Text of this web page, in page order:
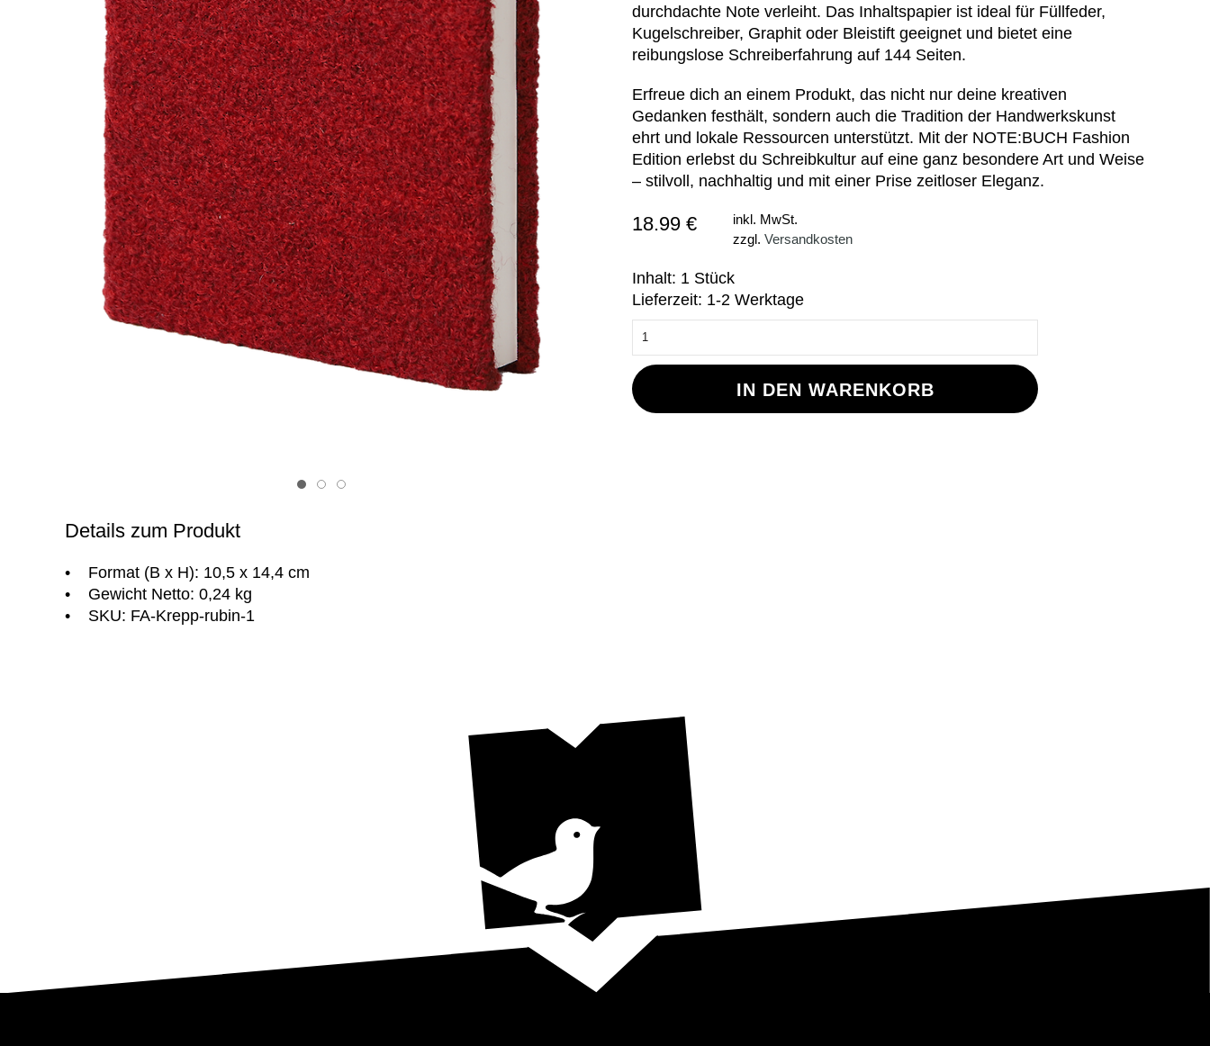
Item 1
Item 2Item 3
Details zum Produkt
• Format (B x H): 10,5 x 14,4 cm
• Gewicht Netto: 0,24 kg
• SKU: FA-Krepp-rubin-1
durchdachte Note verleiht. Das Inhaltspapier ist ideal für Füllfeder,
Kugelschreiber, Graphit oder Bleistift geeignet und bietet eine
reibungslose Schreiberfahrung auf 144 Seiten.
Erfreue dich an einem Produkt, das nicht nur deine kreativen
Gedanken festhält, sondern auch die Tradition der Handwerkskunst
ehrt und lokale Ressourcen unterstützt. Mit der NOTE:BUCH Fashion
Edition erlebst du Schreibkultur auf eine ganz besondere Art und Weise
– stilvoll, nachhaltig und mit einer Prise zeitloser Eleganz.
18.99 €
inkl. MwSt.
zzgl. Versandkosten
Inhalt: 1 Stück
Lieferzeit: 1-2 Werktage